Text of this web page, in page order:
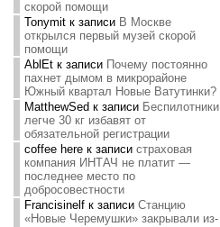
скорой помощи
Tonymitк записи В Москве
открылся первый музей скорой
помощи
AblEtк записи Почему постоянно
пахнет дымом в микрорайоне
Южный квартал Новые Ватутинки?
MatthewSed к записи Беспилотники
легче 30 кг избавят от
обязательной регистрации
coffee hereк записи страховая
компания ИНТАЧ не платит —
последнее место по
добросовестности
Francisinelfк записи Станцию
«Новые Черемушки» закрывали из-